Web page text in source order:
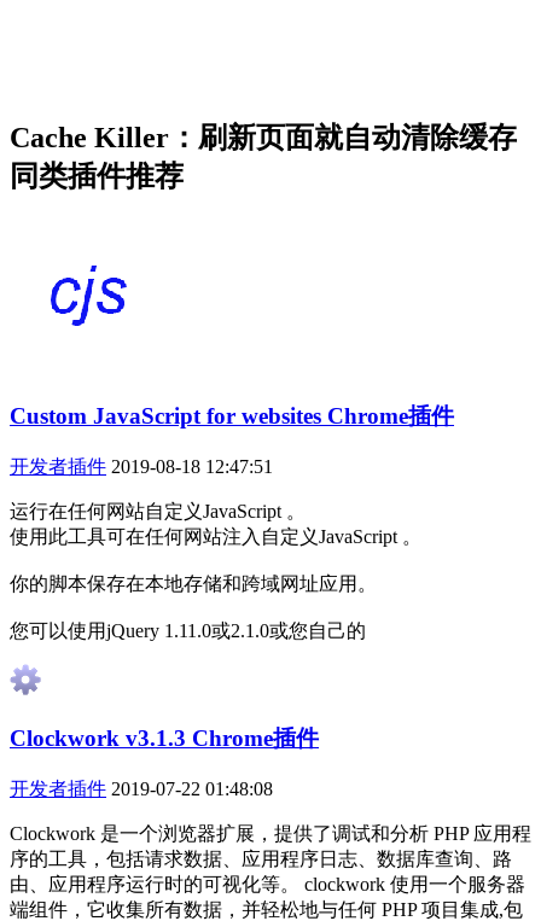
Cache Killer：刷新页面就自动清除缓存
同类插件推荐
Custom JavaScript for websites Chrome插件
开发者插件 2019-08-18 12:47:51
运行在任何网站自定义JavaScript 。
使用此工具可在任何网站注入自定义JavaScript 。
你的脚本保存在本地存储和跨域网址应用。
您可以使用jQuery 1.11.0或2.1.0或您自己的
Clockwork v3.1.3 Chrome插件
开发者插件 2019-07-22 01:48:08
Clockwork 是一个浏览器扩展，提供了调试和分析 PHP 应用程
序的工具，包括请求数据、应用程序日志、数据库查询、路
由、应用程序运行时的可视化等。 clockwork 使用一个服务器
端组件，它收集所有数据，并轻松地与任何 PHP 项目集成,包